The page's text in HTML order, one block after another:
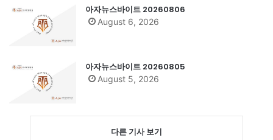
아자뉴스바이트 20260806
August 6, 2026
아자뉴스바이트 20260805
August 5, 2026
다른 기사 보기